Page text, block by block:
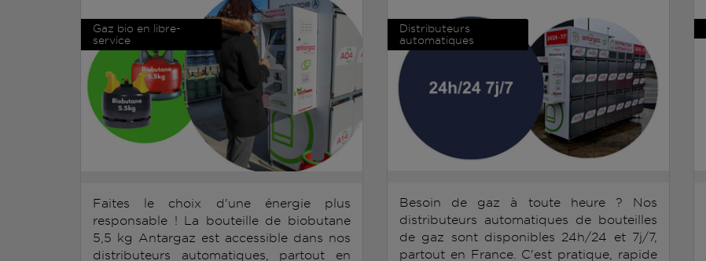
Gaz bio en libre-
service
Faites le choix d'une énergie plus
responsable ! La bouteille de biobutane
5,5 kg Antargaz est accessible dans nos
distributeurs automatiques, partout en
Distributeurs
automatiques
Besoin de gaz à toute heure ? Nos
distributeurs automatiques de bouteilles
de gaz sont disponibles 24h/24 et 7j/7,
partout en France. C'est pratique, rapide